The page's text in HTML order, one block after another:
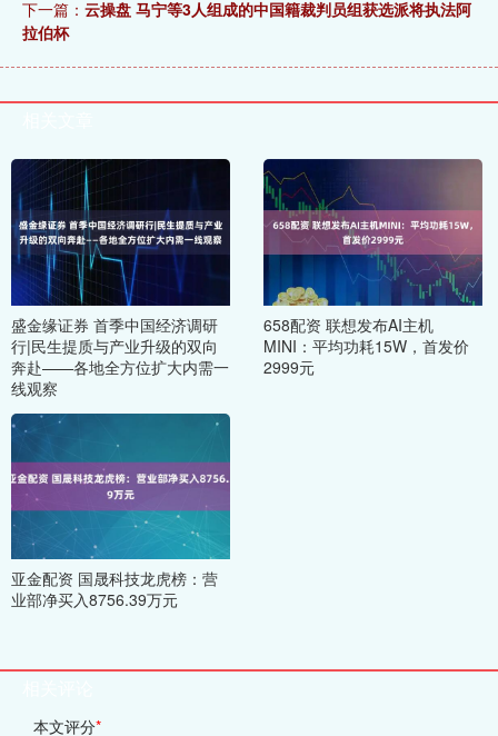
下一篇： 云操盘 马宁等3人组成的中国籍裁判员组获选派将执法阿
拉伯杯
盛金缘证券 首季中国经济调研
行|民生提质与产业升级的双向
奔赴——各地全方位扩大内需一
线观察
658配资 联想发布AI主机
MINI：平均功耗15W，首发价
2999元
亚金配资 国晟科技龙虎榜：营
业部净买入8756.39万元
本文评分*